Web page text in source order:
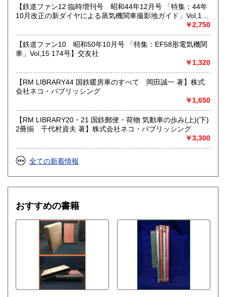
【鉄道ファン12 臨時増刊号 昭和44年12月号 「特集：44年
10月改正の新ダイヤによる蒸気機関車撮影地ガイド」Vol,19
￥2,750
【鉄道ファン10 昭和50年10月号 「特集：EF58形電気機関
車」Vol,15 174号】交友社
￥1,320
【RM LIBRARY44 国鉄暖房車のすべて 岡田誠一 著】株式
会社ネコ・パブリッシング
￥1,650
【RM LIBRARY20・21 国鉄郵便・荷物 気動車の歩み(上)(下)
2冊揃 千代村資夫 著】株式会社ネコ・パブリッシング
￥3,300
全ての新着情報
おすすめの書籍